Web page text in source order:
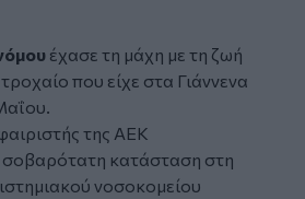
έχασε τη μάχη με τη ζωή
τροχαίο που είχε στα Γιάννενα
της ΑΕΚ
κατάσταση στη
νοσοκομείου